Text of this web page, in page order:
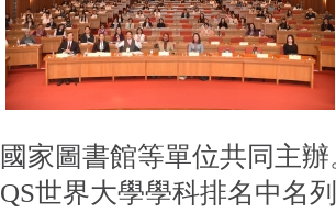
國家圖書館等單位共同主
QS世界大學學科排名中名